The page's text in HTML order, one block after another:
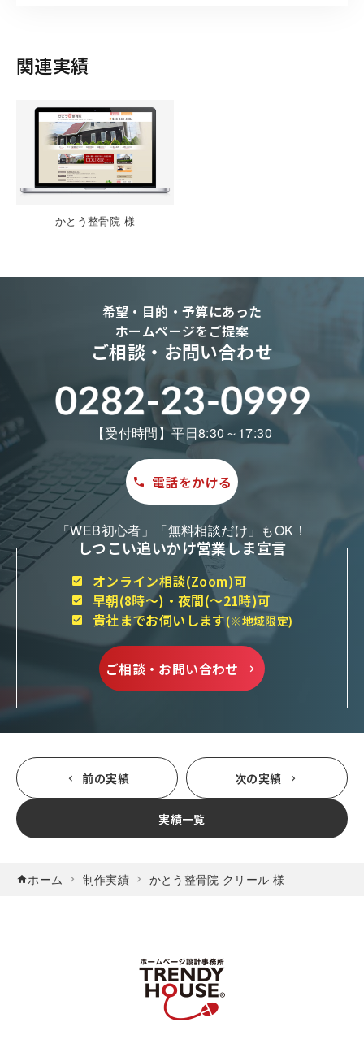
関連実績
かとう整骨院 様
希望・目的・予算にあった
ホームページをご提案
ご相談・お問い合わせ
【受付時間】平日8:30～17:30
電話をかける
「WEB初心者」「無料相談だけ」もOK！
しつこい追いかけ営業しま宣言
オンライン相談(Zoom)可
早朝(8時～)・夜間(～21時)可
貴社までお伺いします(※地域限定)
ご相談・お問い合わせ
前の実績 次の実績
実績一覧
ホーム 制作実績 かとう整骨院 クリール 様